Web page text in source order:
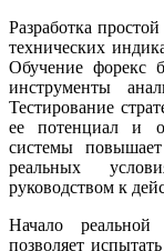
Разработка
технических
Обучение форекс
инструменты
Тестирование
ее потенциал и
системы
реальных
руководством к
Начало
позволяет